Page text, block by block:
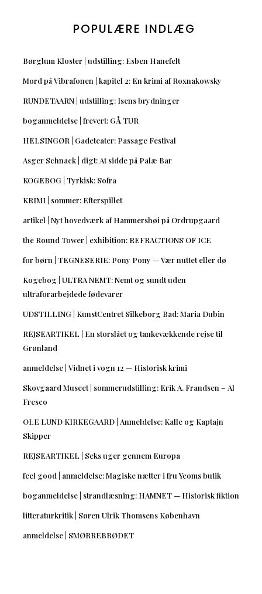
POPULÆRE INDLÆG
Børglum Kloster | udstilling: Esben Hanefelt
Mord på Vibrafonen | kapitel 2: En krimi af Roxnakowsky
RUNDETAARN | udstilling: Isens brydninger
boganmeldelse | frevert: GÅ TUR
HELSINGØR | Gadeteater: Passage Festival
Asger Schnack | digt: At sidde på Palæ Bar
KOGEBOG | Tyrkisk: Sofra
KRIMI | sommer: Efterspillet
artikel | Nyt hovedværk af Hammershøi på Ordrupgaard
the Round Tower | exhibition: REFRACTIONS OF ICE
for børn | TEGNESERIE: Pony Pony — Vær nuttet eller dø
Kogebog | ULTRA NEMT: Nemt og sundt uden
ultraforarbejdede fødevarer
UDSTILLING | KunstCentret Silkeborg Bad: Maria Dubin
REJSEARTIKEL | En storslået og tankevækkende rejse til
Grønland
anmeldelse | Vidnet i vogn 12 — Historisk krimi
Skovgaard Museet | sommerudstilling: Erik A. Frandsen – Al
Fresco
OLE LUND KIRKEGAARD | Anmeldelse: Kalle og Kaptajn
Skipper
REJSEARTIKEL | Seks uger gennem Europa
feel good | anmeldelse: Magiske nætter i fru Yeoms butik
boganmeldelse | strandlæsning: HAMNET — Historisk fiktion
litteraturkritik | Søren Ulrik Thomsens København
anmeldelse | SMØRREBRØDET